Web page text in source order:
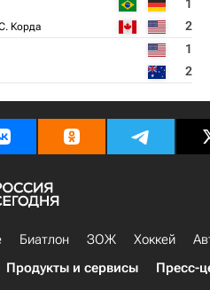
1
Корда 2
1
2
Биатлон ЗОЖ Хоккей
Продукты и сервисы Пресс-